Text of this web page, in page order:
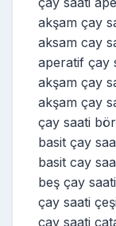
akşam çay
aksam cay
aperatif çay
akşam çay
akşam çay
çay saati
basit çay
basit cay
beş çay
çay saati
çay saati